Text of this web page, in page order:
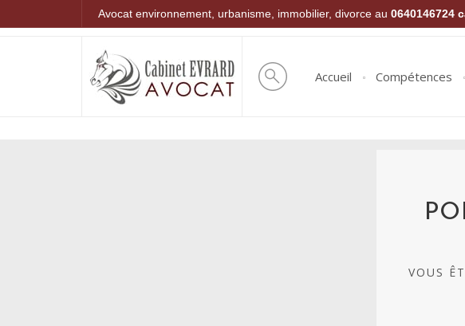
Avocat environnement, urbanisme, immobilier, divorce au 0640146724
Accueil Compétences
VOUS